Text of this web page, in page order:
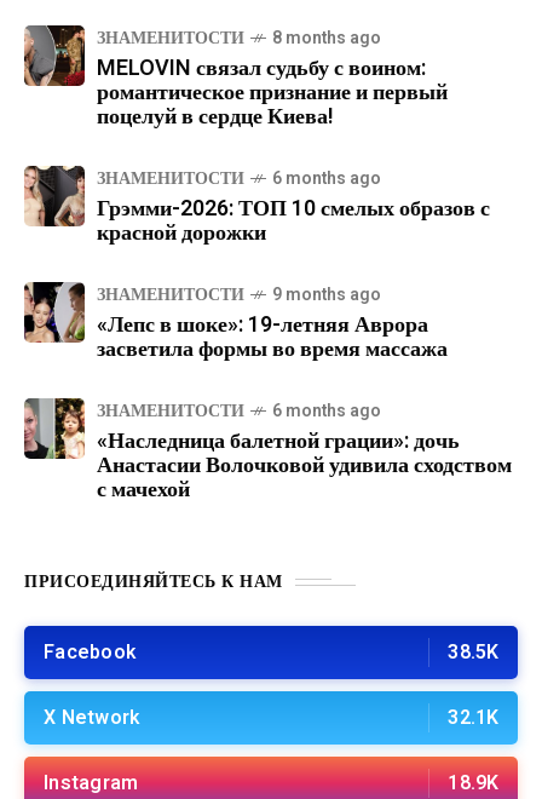
ЗНАМЕНИТОСТИ 8 months ago
MELOVIN связал судьбу с воином:
романтическое признание и первый
поцелуй в сердце Киева!
ЗНАМЕНИТОСТИ 6 months ago
Грэмми-2026: ТОП 10 смелых образов с
красной дорожки
ЗНАМЕНИТОСТИ 9 months ago
«Лепс в шоке»: 19-летняя Аврора
засветила формы во время массажа
ЗНАМЕНИТОСТИ 6 months ago
«Наследница балетной грации»: дочь
Анастасии Волочковой удивила сходством
с мачехой
ПРИСОЕДИНЯЙТЕСЬ К НАМ
Facebook 38.5K
X Network 32.1K
Instagram 18.9K